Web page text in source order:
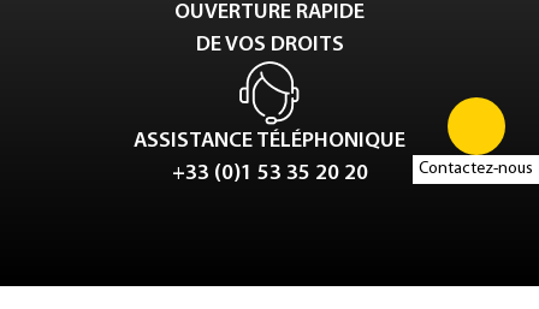
Contactez-nous
OUVERTURE RAPIDE
DE VOS DROITS
ASSISTANCE TÉLÉPHONIQUE
+33 (0)1 53 35 20 20